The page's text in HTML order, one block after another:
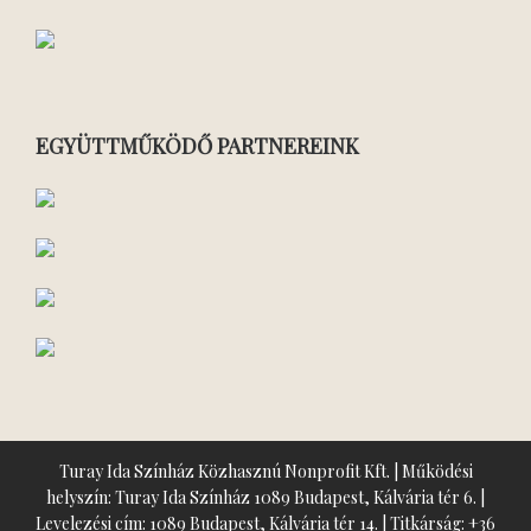
EGYÜTTMŰKÖDŐ PARTNEREINK
Turay Ida Színház Közhasznú Nonprofit Kft. | Működési
helyszín: Turay Ida Színház 1089 Budapest, Kálvária tér 6. |
Levelezési cím: 1089 Budapest, Kálvária tér 14. | Titkárság: +36